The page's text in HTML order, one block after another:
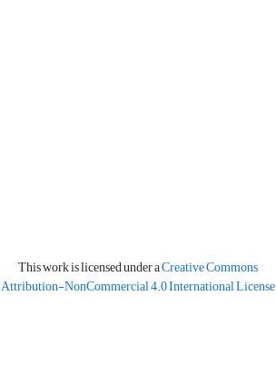
This work is licensed under aCreative Commons
Attribution-NonCommercial 4.0 International License